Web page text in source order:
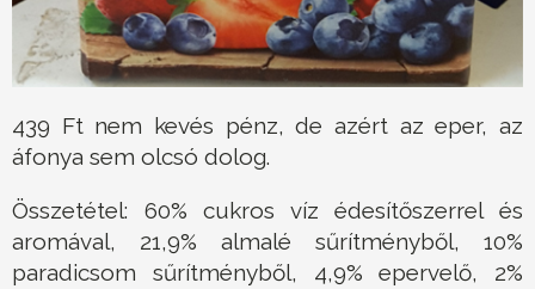
439 Ft nem kevés pénz, de azért az eper, az
áfonya sem olcsó dolog.
Összetétel: 60% cukros víz édesítőszerrel és
aromával, 21,9% almalé sűrítményből, 10%
paradicsom sűrítményből, 4,9% epervelő, 2%